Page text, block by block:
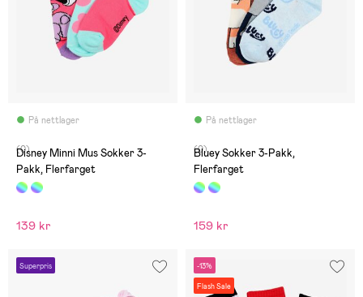
På nettlager
(0)
Disney Minni Mus Sokker 3-
Pakk, Flerfarget
139 kr
På nettlager
(0)
Bluey Sokker 3-Pakk,
Flerfarget
159 kr
Superpris -13%
Flash Sale